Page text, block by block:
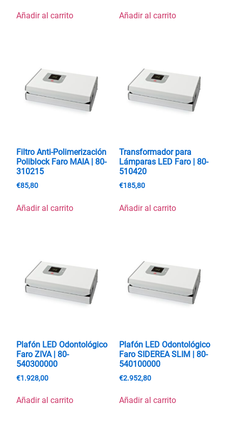
Añadir al carrito Añadir al carrito
Filtro Anti-Polimerización
Poliblock Faro MAIA | 80-
310215
€85,80
Añadir al carrito
Transformador para
Lámparas LED Faro | 80-
510420
€185,80
Añadir al carrito
Plafón LED Odontológico
Faro ZIVA | 80-
540300000
€1.928,00
Añadir al carrito
Plafón LED Odontológico
Faro SIDEREA SLIM | 80-
540100000
€2.952,80
Añadir al carrito